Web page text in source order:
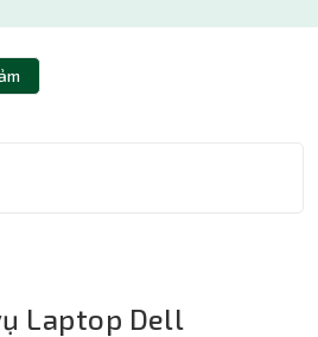
Laptop Dell